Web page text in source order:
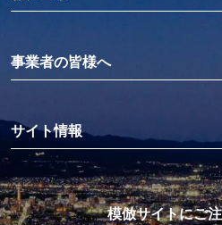
事業者の皆様へ
サイト情報
模倣サイトにご